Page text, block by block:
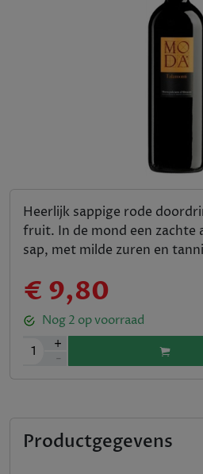
Heerlijk sappige rode
fruit. In de mond een zachte
sap, met milde zuren en
€ 9,80
Nog2 op voorraad
1
+
-
Productgegevens